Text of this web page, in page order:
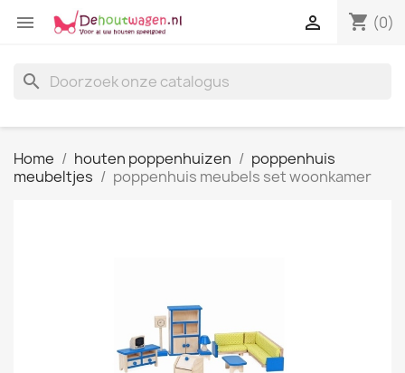
 shopping_cart (0)

search
Home houten poppenhuizen
poppenhuis
meubeltjes
poppenhuis meubels set woonkamer